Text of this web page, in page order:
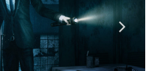
た日本語
」「ラスボス」… ゲームにまつわる言葉
遷を、コンピューター文化史研究家・タ
査。